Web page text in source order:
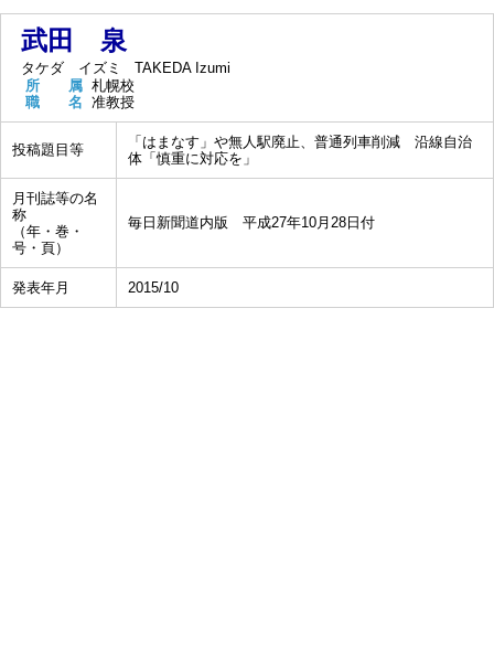
武田 泉
タケダ イズミ
TAKEDA Izumi
所 属 札幌校
職 名 准教授
投稿題目等
「はまなす」や無人駅廃止、普通列車削減 沿線自治
体「慎重に対応を」
月刊誌等の名
称
（年・巻・
号・頁）
毎日新聞道内版 平成27年10月28日付
発表年月 2015/10